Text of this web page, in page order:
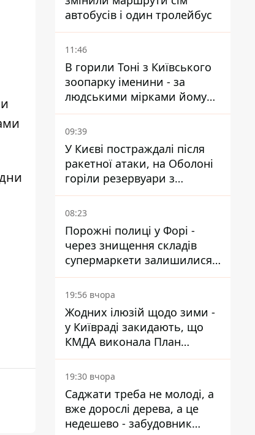
автобусів і один тролейбус
11:46
В горили Тоні з Київського
зоопарку іменини - за
людськими мірками йому
вже понад 90 років
09:39
У Києві постраждалі після
ракетної атаки, на Оболоні
горіли резервуари з
паливом
08:23
Порожні полиці у Форі -
через знищення складів
супермаркети залишилися
без асортименту
19:56 вчора
Жодних ілюзій щодо зими -
у Київраді закидають, що
КМДА виконала План
стійкості на 20%
19:30 вчора
Саджати треба не молоді, а
вже дорослі дерева, а це
недешево - забудовник